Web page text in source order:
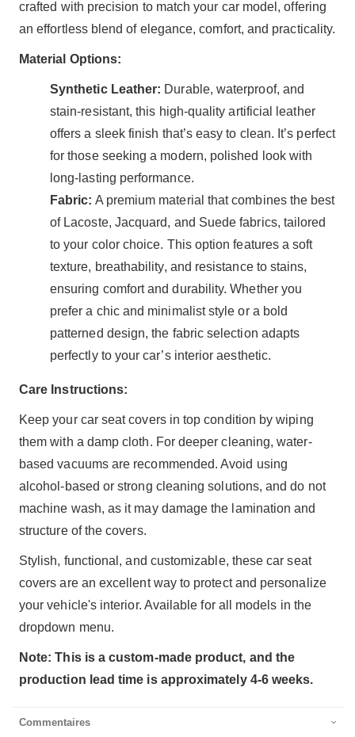
crafted with precision to match your car model, offering
an effortless blend of elegance, comfort, and practicality.
Material Options:
Synthetic Leather: Durable, waterproof, and
stain-resistant, this high-quality artificial leather
offers a sleek finish that’s easy to clean. It’s perfect
for those seeking a modern, polished look with
long-lasting performance.
Fabric: A premium material that combines the best
of Lacoste, Jacquard, and Suede fabrics, tailored
to your color choice. This option features a soft
texture, breathability, and resistance to stains,
ensuring comfort and durability. Whether you
prefer a chic and minimalist style or a bold
patterned design, the fabric selection adapts
perfectly to your car’s interior aesthetic.
Care Instructions:
Keep your car seat covers in top condition by wiping
them with a damp cloth. For deeper cleaning, water-
based vacuums are recommended. Avoid using
alcohol-based or strong cleaning solutions, and do not
machine wash, as it may damage the lamination and
structure of the covers.
Stylish, functional, and customizable, these car seat
covers are an excellent way to protect and personalize
your vehicle's interior. Available for all models in the
dropdown menu.
Note: This is a custom-made product, and the
production lead time is approximately 4-6 weeks.
Commentaires